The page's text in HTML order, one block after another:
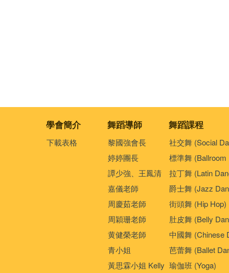
學會簡介 舞蹈導師 舞蹈課程
下載表格
黎國強會長
婷婷團長
譚少強、王鳳清
嘉儀老師
周慶茹老師
周穎珊老師
黄健榮老師
青小姐
黃思霖小姐 Kelly
社交舞 (Social
標準舞 (Ballroom
拉丁舞 (Latin
爵士舞 (Jazz
街頭舞 (Hip Hop)
肚皮舞 (Belly
中國舞 (Chinese
芭蕾舞 (Ballet
瑜伽班 (Yoga)